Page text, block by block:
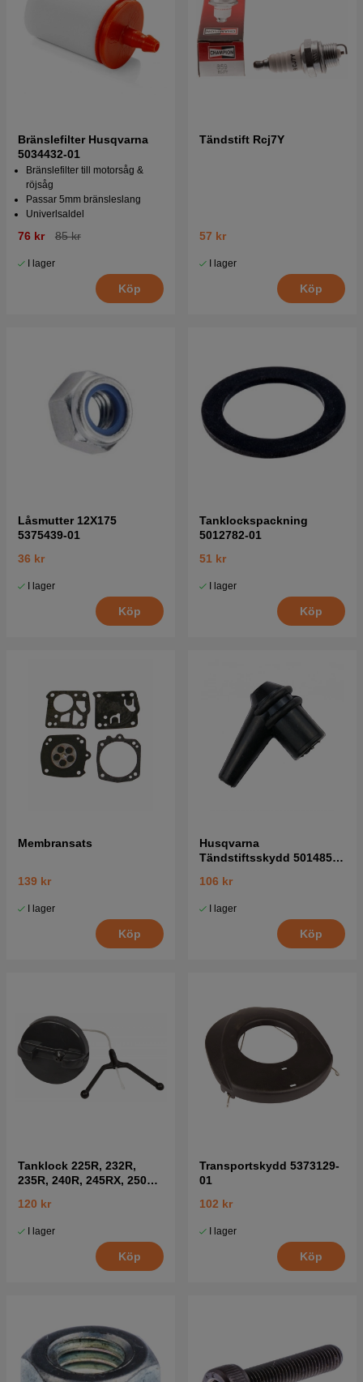
Tryck här för sprängskiss och reservdelslista till
Husqvarna 165 R 1980
Tryck här för sprängskiss och reservdelslista till
Husqvarna 165 R 1981
Tryck här för sprängskiss och reservdelslista till
Husqvarna 165 R 1984
Tryck här för sprängskiss och reservdelslista till
Bränslefilter Husqvarna
5034432-01
Bränslefilter till motorsåg &
röjsåg
Passar 5mm bränsleslang
Univerlsaldel
76 kr 85 kr
I lager
Köp
Tändstift Rcj7Y
57 kr
I lager
Köp
Låsmutter 12X175
5375439-01
36 kr
I lager
Köp
Tanklockspackning
5012782-01
51 kr
I lager
Köp
Membransats
139 kr
I lager
Köp
Husqvarna
Tändstiftsskydd 5014854-
106 kr
I lager
Köp
Tanklock 225R, 232R,
235R, 240R, 245RX, 250R,
120 kr
I lager
Köp
Transportskydd 5373129-
01
102 kr
I lager
Köp